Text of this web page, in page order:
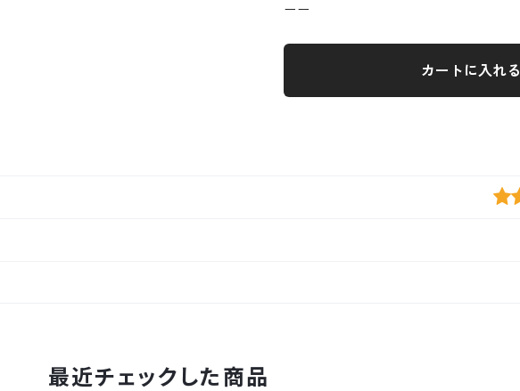
ーー
カートに入れる
最近チェックした商品